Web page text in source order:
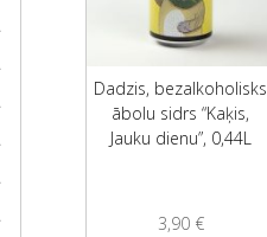
Dadzis, bezalkoholisks
ābolu sidrs “Kaķis,
Jauku dienu”, 0,44L
3,90 €